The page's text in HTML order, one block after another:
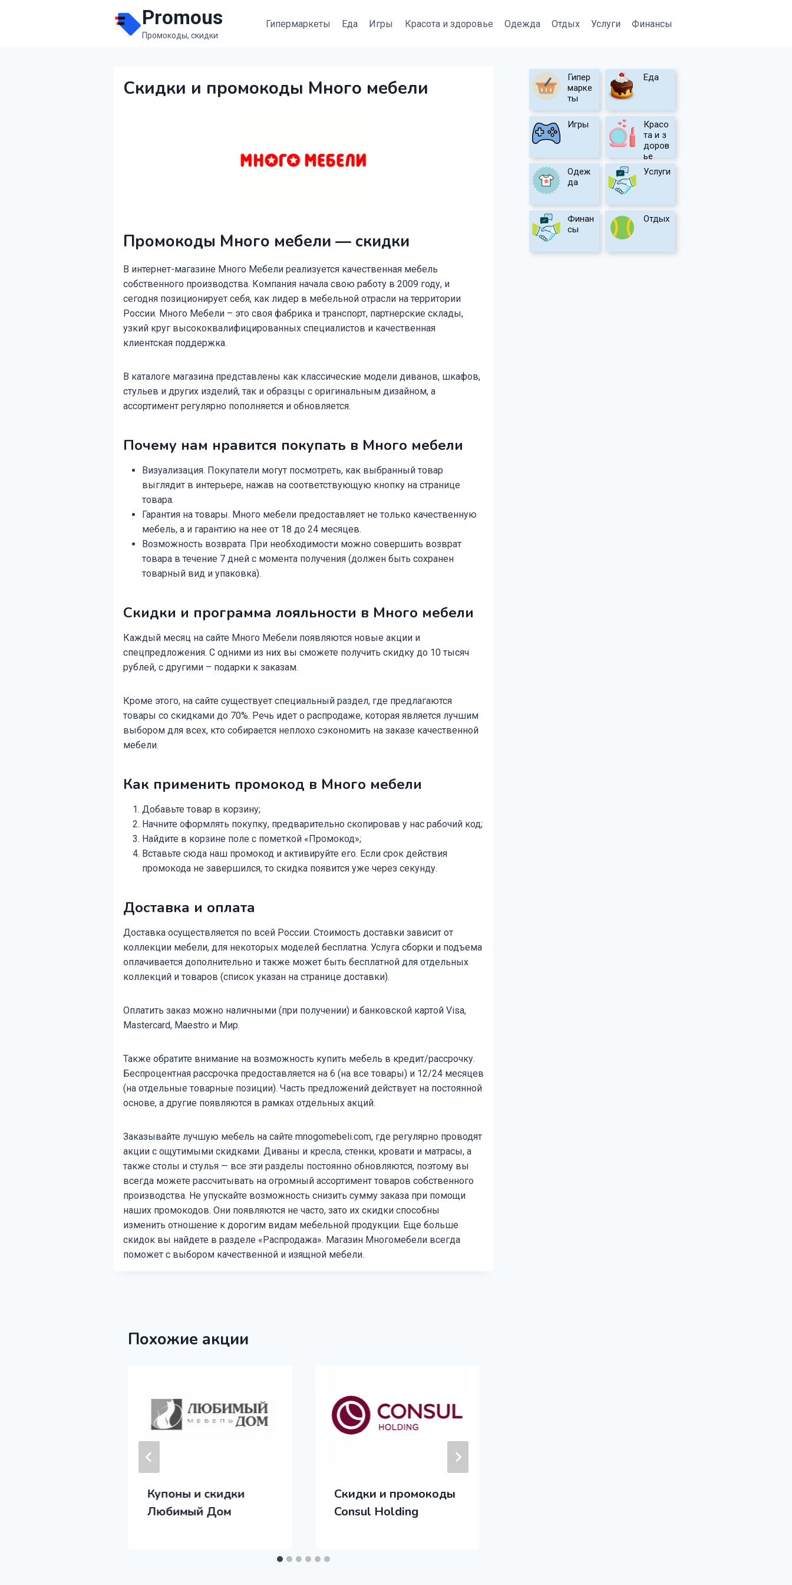
Promous
Промокоды, скидки
Гипермаркеты Еда Игры Красота и здоровье Одежда Отдых Услуги Финансы
Скидки и промокоды Много мебели
Промокоды Много мебели — скидки
В интернет-магазине Много Мебели реализуется качественная мебель
собственного производства. Компания начала свою работу в 2009 году, и
сегодня позиционирует себя, как лидер в мебельной отрасли на территории
России. Много Мебели – это своя фабрика и транспорт, партнерские склады,
узкий круг высококвалифицированных специалистов и качественная
клиентская поддержка.
В каталоге магазина представлены как классические модели диванов, шкафов,
стульев и других изделий, так и образцы с оригинальным дизайном, а
ассортимент регулярно пополняется и обновляется.
Почему нам нравится покупать в Много мебели
Визуализация. Покупатели могут посмотреть, как выбранный товар
выглядит в интерьере, нажав на соответствующую кнопку на странице
товара.
Гарантия на товары. Много мебели предоставляет не только качественную
мебель, а и гарантию на нее от 18 до 24 месяцев.
Возможность возврата. При необходимости можно совершить возврат
товара в течение 7 дней с момента получения (должен быть сохранен
товарный вид и упаковка).
Скидки и программа лояльности в Много мебели
Каждый месяц на сайте Много Мебели появляются новые акции и
спецпредложения. С одними из них вы сможете получить скидку до 10 тысяч
рублей, с другими – подарки к заказам.
Кроме этого, на сайте существует специальный раздел, где предлагаются
товары со скидками до 70%. Речь идет о распродаже, которая является лучшим
выбором для всех, кто собирается неплохо сэкономить на заказе качественной
мебели.
Как применить промокод в Много мебели
Добавьте товар в корзину;
Начните оформлять покупку, предварительно скопировав у нас рабочий код;
Найдите в корзине поле с пометкой «Промокод»;
Вставьте сюда наш промокод и активируйте его. Если срок действия
промокода не завершился, то скидка появится уже через секунду.
Доставка и оплата
Доставка осуществляется по всей России. Стоимость доставки зависит от
коллекции мебели, для некоторых моделей бесплатна. Услуга сборки и подъема
оплачивается дополнительно и также может быть бесплатной для отдельных
коллекций и товаров (список указан на странице доставки).
Оплатить заказ можно наличными (при получении) и банковской картой Visa,
Mastercard, Maestro и Мир.
Также обратите внимание на возможность купить мебель в кредит/рассрочку.
Беспроцентная рассрочка предоставляется на 6 (на все товары) и 12/24 месяцев
(на отдельные товарные позиции). Часть предложений действует на постоянной
основе, а другие появляются в рамках отдельных акций.
Заказывайте лучшую мебель на сайте mnogomebeli.com, где регулярно проводят
акции с ощутимыми скидками. Диваны и кресла, стенки, кровати и матрасы, а
также столы и стулья — все эти разделы постоянно обновляются, поэтому вы
всегда можете рассчитывать на огромный ассортимент товаров собственного
производства. Не упускайте возможность снизить сумму заказа при помощи
наших промокодов. Они появляются не часто, зато их скидки способны
изменить отношение к дорогим видам мебельной продукции. Еще больше
скидок вы найдете в разделе «Распродажа». Магазин Многомебели всегда
поможет с выбором качественной и изящной мебели.
Похожие акции
Купоны и скидки
Любимый Дом
Скидки и промокоды
Consul Holding
Гипер
марке
ты
Еда
Игры
Красо
та и з
доров
ье
Одеж
да
Услуги
Финан
сы
Отдых